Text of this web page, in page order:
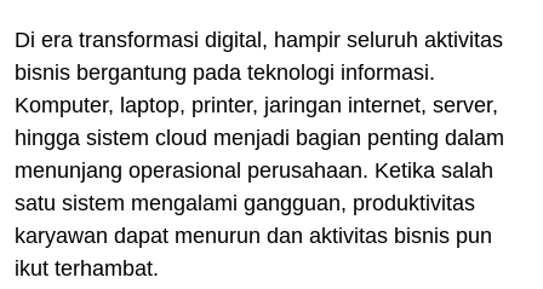
Di era transformasi digital, hampir seluruh aktivitas
bisnis bergantung pada teknologi informasi.
Komputer, laptop, printer, jaringan internet, server,
hingga sistem cloud menjadi bagian penting dalam
menunjang operasional perusahaan. Ketika salah
satu sistem mengalami gangguan, produktivitas
karyawan dapat menurun dan aktivitas bisnis pun
ikut terhambat.